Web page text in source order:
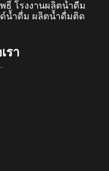
ธิ์ โรงงานผลิตน้ำดื่ม
น้ำดื่ม ผลิตน้ำดื่มติด
รา